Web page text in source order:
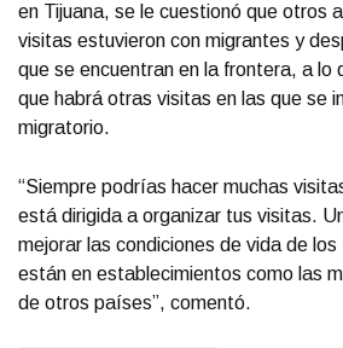
en Tijuana, se le cuestionó que otros
visitas estuvieron con migrantes y
que se encuentran en la frontera, a lo
que habrá otras visitas en las que se
migratorio.
“Siempre podrías hacer muchas
está dirigida a organizar tus visitas.
mejorar las condiciones de vida de
están en establecimientos como las
de otros países”, comentó.